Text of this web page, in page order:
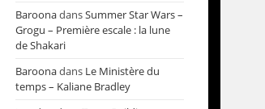
BaroonadansSummer Star Wars –
Grogu – Première escale : la lune
de Shakari
Baroonadans Le Ministère du
temps – Kaliane Bradley